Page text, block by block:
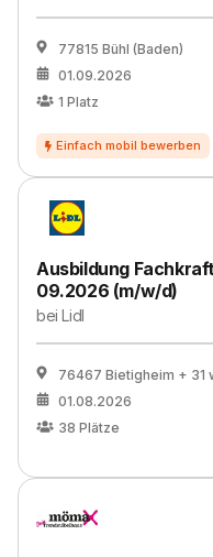
77815 Bühl (Baden)
01.09.2026
1 Platz
Ausbildung
09.2026 (m/w/d)
beiLidl
76467 Bietigheim + 31
01.08.2026
38 Plätze